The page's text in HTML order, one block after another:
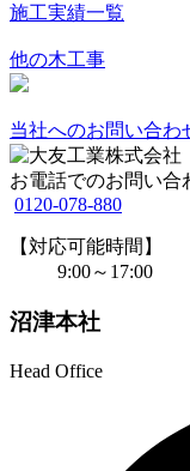
施工実績一覧
他の木工事
当社へのお問い合わ
お電話でのお問い合
0120-078-880
【対応可能時間】
9:00～17:00
沼津本社
Head Office